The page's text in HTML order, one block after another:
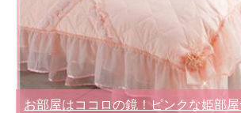
お部屋はココロの鏡！ピンクな姫部